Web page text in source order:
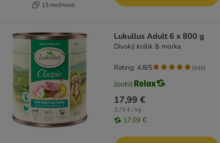
13 možností
Lukullus Adult 6 x 800 g
Divoký králik & morka
17,99 €
3,75 € / kg
17,09 €
Rating: 4.8/5 (646)